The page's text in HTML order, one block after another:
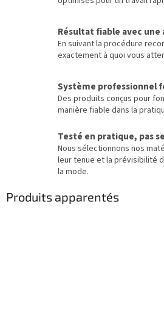
Résultat fiable avec
En suivant la procédure
exactement à quoi vous
Système professionnel
Des produits conçus pour
manière fiable dans la
Testé en pratique, pas
Nous sélectionnons nos
leur tenue et la prévisibilité
la mode.
Produits apparentés